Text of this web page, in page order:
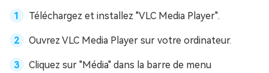
Téléchargez et installez "VLC Media Player".
Ouvrez VLC Media Player sur votre ordinateur.
Cliquez sur "Média" dans la barre de menu